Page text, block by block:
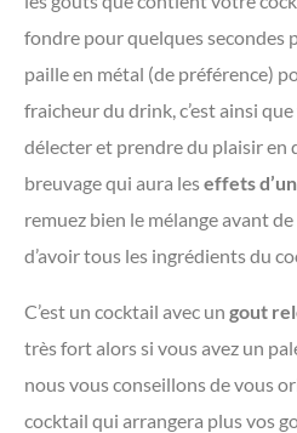
fondre pour quelques secondes
paille en métal (de préférence)
fraicheur du drink, c’est ainsi
délecter et prendre du plaisir en
breuvage qui aura leseffets
remuez bien le mélange avant
d’avoir tous les ingrédients du
C’est un cocktail avec un gout
très fort alors si vous avez un
nous vous conseillons de vous
cocktail qui arrangera plus vos